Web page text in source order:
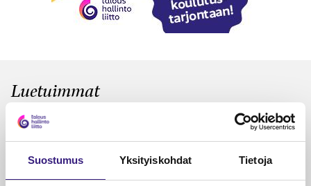
Suostumus Yksityiskohdat Tietoja
Luetuimmat
VEROTUS
Kulu­veloitukset arvon­lisä­
verotuksessa – omien kulujen
veloitus, kulujen edelleen­